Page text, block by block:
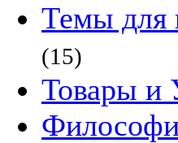
Темы для
(15)
Товары и